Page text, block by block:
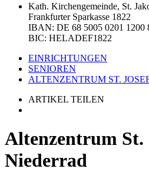
Kath. Kirchengemeinde, St.
Frankfurter Sparkasse 1822
IBAN: DE 68 5005 0201 1200
BIC: HELADEF1822
EINRICHTUNGEN
SENIOREN
ALTENZENTRUM ST.
ARTIKEL TEILEN
Altenzentrum St.
Niederrad